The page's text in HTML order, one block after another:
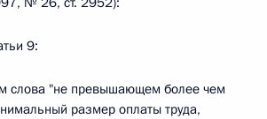
9:
слова "не превышающем более чем
размер оплаты труда,